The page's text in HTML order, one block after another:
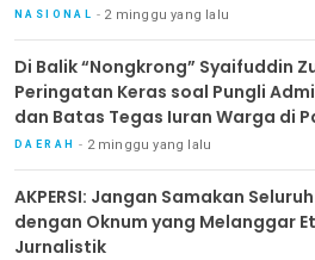
NASIONAL 2 minggu yang lalu
Di Balik “Nongkrong” Syaifuddin
Peringatan Keras soal Pungli
dan Batas Tegas Iuran Warga di
Benowo
DAERAH 2 minggu yang lalu
AKPERSI: Jangan Samakan
dengan Oknum yang Melanggar
Jurnalistik